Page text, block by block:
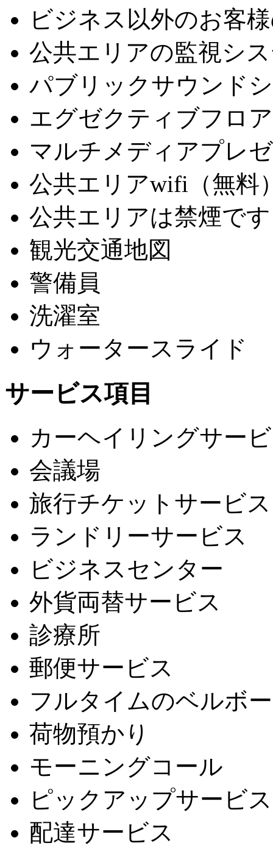
ビジネス以外のお客
公共エリアの監視シ
パブリックサウンド
エグゼクティブフロア
マルチメディアプレ
公共エリアwifi（無料
公共エリアは禁煙です
観光交通地図
警備員
洗濯室
ウォータースライド
サービス項目
カーヘイリングサー
会議場
旅行チケットサービス
ランドリーサービス
ビジネスセンター
外貨両替サービス
診療所
郵便サービス
フルタイムのベルボ
荷物預かり
モーニングコール
ピックアップサービス
配達サービス